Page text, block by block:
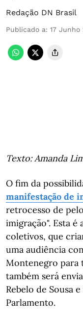
Redação DN Brasil
Publicado a: 17 Junho
Texto: Amanda
O fim da
manifestação de
retrocesso de
imigração". Esta é
coletivos, que
uma audiência
Montenegro para
também será
Rebelo de Sousa
Parlamento.